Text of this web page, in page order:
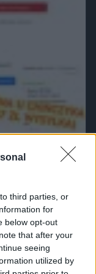
third parties, or
for
below opt-out
that after your
seeing
utilized by
poszedł w